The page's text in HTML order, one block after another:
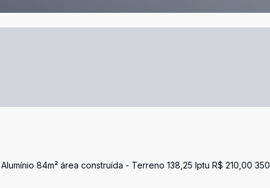
84m² área construída - Terreno 138,25 Iptu R$ 210,00 350